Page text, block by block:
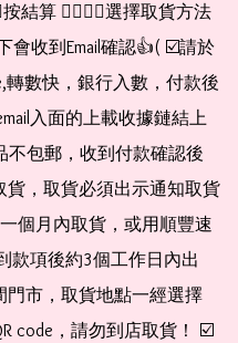
結算 👉🏻👉🏻選擇取貨方法
會收到Email確認👍( ☑️請於
轉數快，銀行入數，付款後
入面的上載收據鏈結上
不包郵，收到付款確認後
，取貨必須出示通知取貨
個月內取貨，或用順豐速
款項後約3個工作日內出
市，取貨地點一經選擇
code，請勿到店取貨！ ☑️